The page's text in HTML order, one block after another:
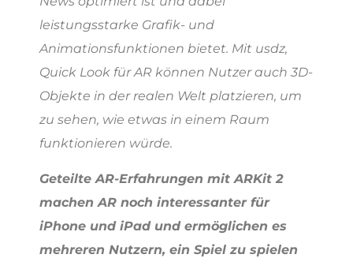
leistungsstarke Grafik- und
Animationsfunktionen bietet. Mit usdz,
Quick Look für AR können Nutzer auch 3D-
Objekte in der realen Welt platzieren, um
zu sehen, wie etwas in einem Raum
funktionieren würde.
Geteilte AR-Erfahrungen mit ARKit 2
machen AR noch interessanter für
iPhone und iPad und ermöglichen es
mehreren Nutzern, ein Spiel zu spielen